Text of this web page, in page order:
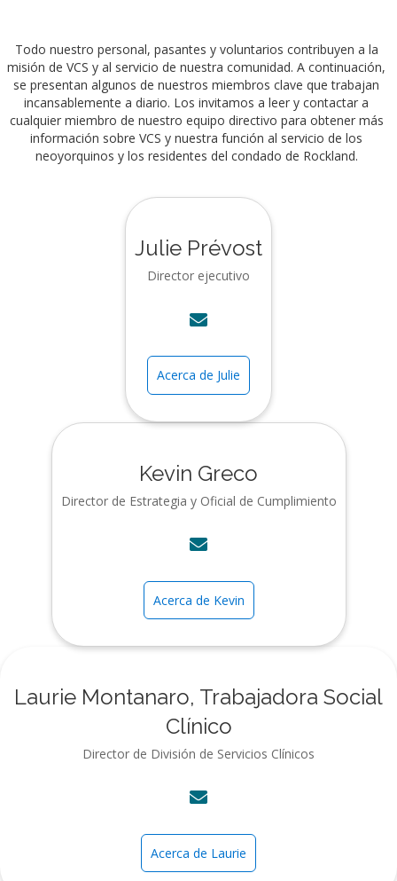
Todo nuestro personal, pasantes y voluntarios contribuyen a la
misión de VCS y al servicio de nuestra comunidad. A continuación,
se presentan algunos de nuestros miembros clave que trabajan
incansablemente a diario. Los invitamos a leer y contactar a
cualquier miembro de nuestro equipo directivo para obtener más
información sobre VCS y nuestra función al servicio de los
neoyorquinos y los residentes del condado de Rockland.
Julie Prévost
Director ejecutivo
Acerca de Julie
Kevin Greco
Director de Estrategia y Oficial de Cumplimiento
Acerca de Kevin
Laurie Montanaro, Trabajadora Social
Clínico
Director de División de Servicios Clínicos
Acerca de Laurie